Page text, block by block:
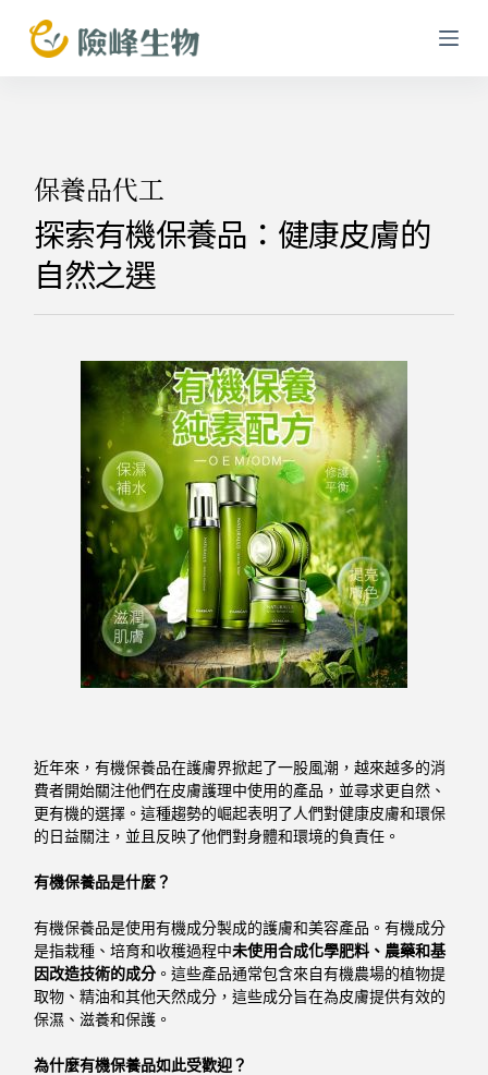
跳
至
保養品代工
探索有機保養品：健康皮膚的
自然之選
近年來，有機保養品在護膚界掀起了一股風潮，越來越多的消
費者開始關注他們在皮膚護理中使用的產品，並尋求更自然、
更有機的選擇。這種趨勢的崛起表明了人們對健康皮膚和環保
的日益關注，並且反映了他們對身體和環境的負責任。
有機保養品是什麼？
有機保養品是使用有機成分製成的護膚和美容產品。有機成分
是指栽種、培育和收穫過程中未使用合成化學肥料、農藥和基
因改造技術的成分 。這些產品通常包含來自有機農場的植物提
取物、精油和其他天然成分，這些成分旨在為皮膚提供有效的
保濕、滋養和保護。
為什麼有機保養品如此受歡迎？